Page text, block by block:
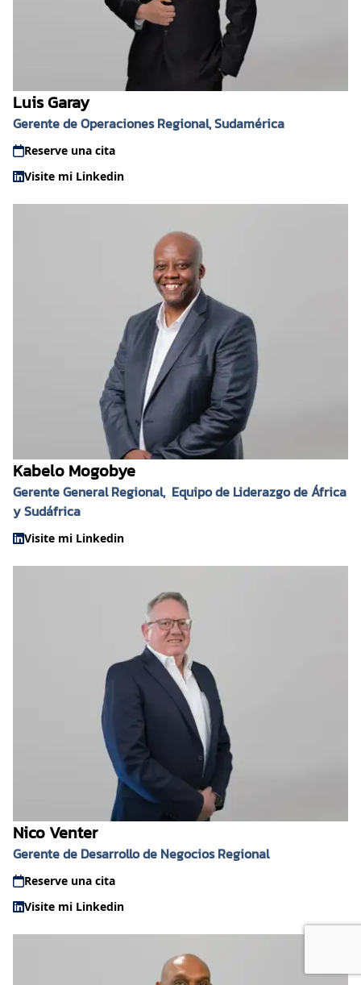
Luis Garay
Gerente de Operaciones Regional, Sudamérica
Reserve una cita
Visite mi Linkedin
Kabelo Mogobye
Gerente General Regional, ​ Equipo de Liderazgo de África
y Sudáfrica
Visite mi Linkedin
Nico Venter
Gerente de Desarrollo de Negocios Regional
Reserve una cita
Visite mi Linkedin